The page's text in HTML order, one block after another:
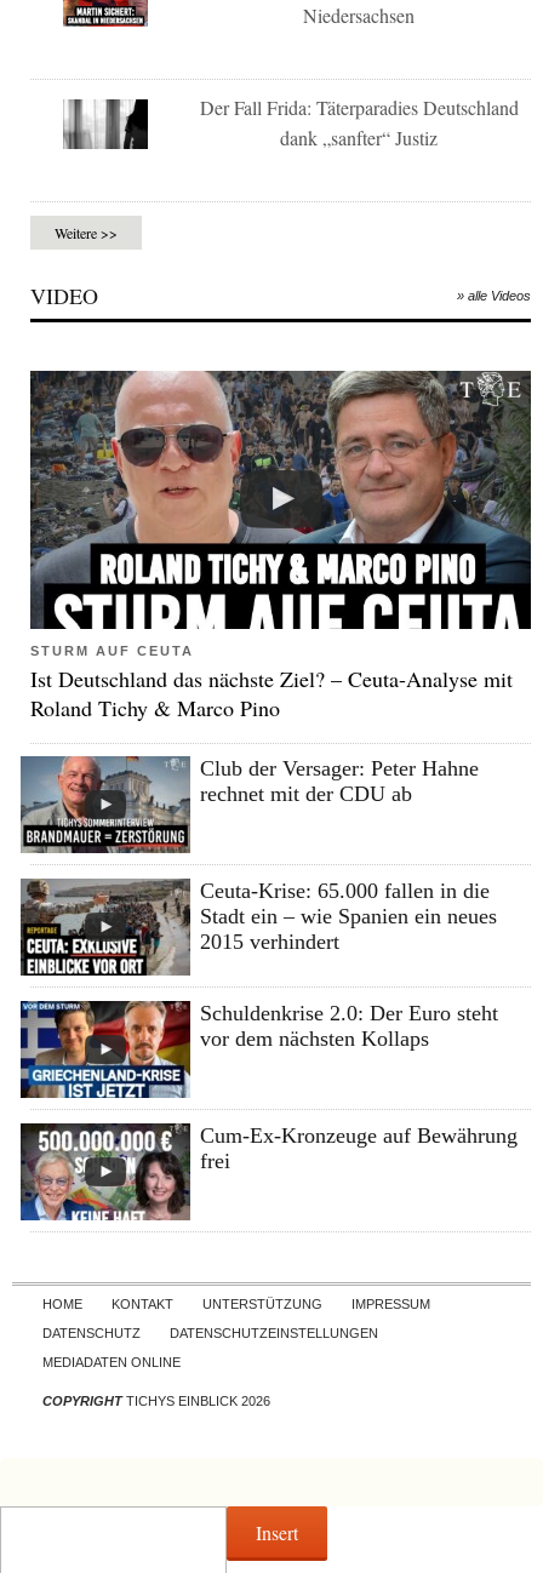
Niedersachsen
Der Fall Frida: Täterparadies Deutschland
dank „sanfter“ Justiz
Weitere >>
VIDEO » alle Videos
STURM AUF CEUTA
Ist Deutschland das nächste Ziel? – Ceuta-Analyse mit
Roland Tichy & Marco Pino
Club der Versager: Peter Hahne
rechnet mit der CDU ab
Ceuta-Krise: 65.000 fallen in die
Stadt ein – wie Spanien ein neues
2015 verhindert
Schuldenkrise 2.0: Der Euro steht
vor dem nächsten Kollaps
Cum-Ex-Kronzeuge auf Bewährung
frei
Skip to content
HOME KONTAKT UNTERSTÜTZUNG
IMPRESSUM
DATENSCHUTZ
DATENSCHUTZEINSTELLUNGEN
MEDIADATEN ONLINE
COPYRIGHTTICHYS EINBLICK 2026
Insert